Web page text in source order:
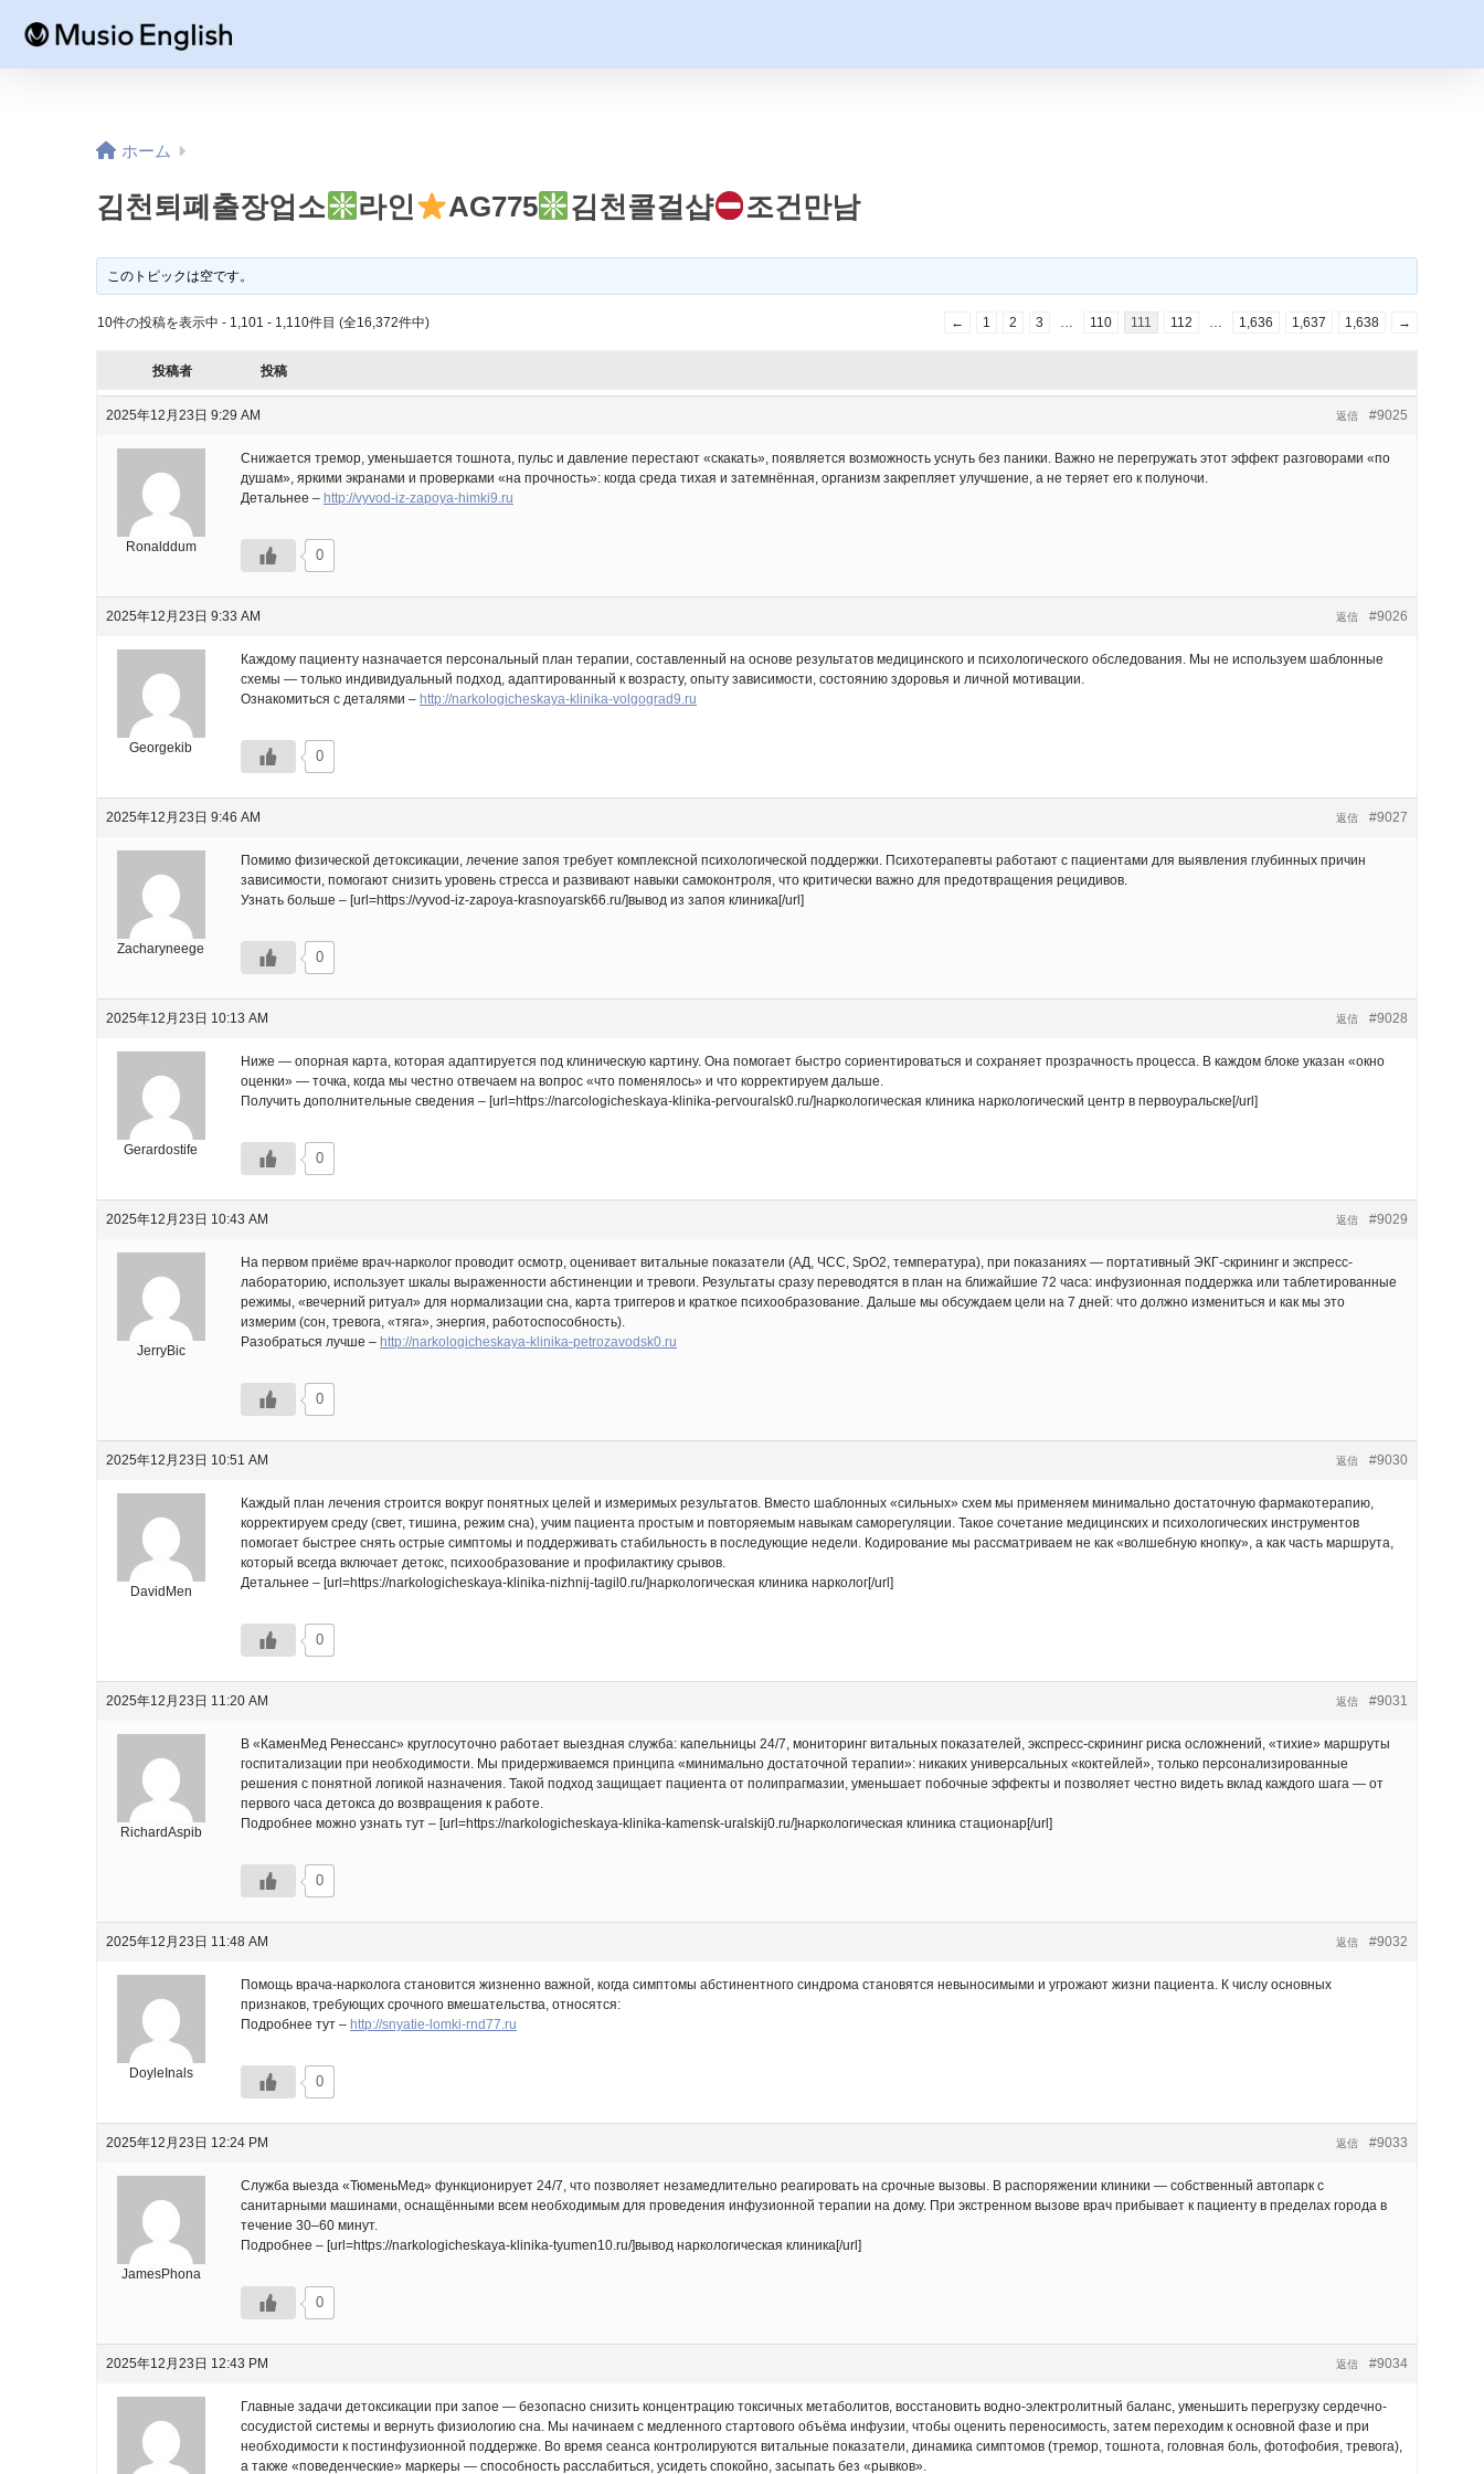
ホーム
김천퇴폐출장업소 라인 AG775 김천콜걸샵 조건만남
このトピックは空です。
10件の投稿を表示中 - 1,101 - 1,110件目 (全16,372件中) ← 1 2 3 … 110 111 112 … 1,636 1,637 1,638 →
投稿者 投稿
2025年12月23日 9:29 AM #9025
返信
Ronalddum
Снижается тремор, уменьшается тошнота, пульс и давление перестают «скакать», появляется возможность уснуть без паники. Важно не перегружать этот эффект разговорами «по
душам», яркими экранами и проверками «на прочность»: когда среда тихая и затемнённая, организм закрепляет улучшение, а не теряет его к полуночи.
Детальнее – http://vyvod-iz-zapoya-himki9.ru
0
2025年12月23日 9:33 AM #9026
返信
Georgekib
Каждому пациенту назначается персональный план терапии, составленный на основе результатов медицинского и психологического обследования. Мы не используем шаблонные
схемы — только индивидуальный подход, адаптированный к возрасту, опыту зависимости, состоянию здоровья и личной мотивации.
Ознакомиться с деталями – http://narkologicheskaya-klinika-volgograd9.ru
0
2025年12月23日 9:46 AM #9027
返信
Zacharyneege
Помимо физической детоксикации, лечение запоя требует комплексной психологической поддержки. Психотерапевты работают с пациентами для выявления глубинных причин
зависимости, помогают снизить уровень стресса и развивают навыки самоконтроля, что критически важно для предотвращения рецидивов.
Узнать больше – [url=https://vyvod-iz-zapoya-krasnoyarsk66.ru/]вывод из запоя клиника[/url]
0
2025年12月23日 10:13 AM #9028
返信
Gerardostife
Ниже — опорная карта, которая адаптируется под клиническую картину. Она помогает быстро сориентироваться и сохраняет прозрачность процесса. В каждом блоке указан «окно
оценки» — точка, когда мы честно отвечаем на вопрос «что поменялось» и что корректируем дальше.
Получить дополнительные сведения – [url=https://narcologicheskaya-klinika-pervouralsk0.ru/]наркологическая клиника наркологический центр в первоуральске[/url]
0
2025年12月23日 10:43 AM #9029
返信
JerryBic
На первом приёме врач-нарколог проводит осмотр, оценивает витальные показатели (АД, ЧСС, SpO2, температура), при показаниях — портативный ЭКГ-скрининг и экспресс-
лабораторию, использует шкалы выраженности абстиненции и тревоги. Результаты сразу переводятся в план на ближайшие 72 часа: инфузионная поддержка или таблетированные
режимы, «вечерний ритуал» для нормализации сна, карта триггеров и краткое психообразование. Дальше мы обсуждаем цели на 7 дней: что должно измениться и как мы это
измерим (сон, тревога, «тяга», энергия, работоспособность).
Разобраться лучше – http://narkologicheskaya-klinika-petrozavodsk0.ru
0
2025年12月23日 10:51 AM #9030
返信
DavidMen
Каждый план лечения строится вокруг понятных целей и измеримых результатов. Вместо шаблонных «сильных» схем мы применяем минимально достаточную фармакотерапию,
корректируем среду (свет, тишина, режим сна), учим пациента простым и повторяемым навыкам саморегуляции. Такое сочетание медицинских и психологических инструментов
помогает быстрее снять острые симптомы и поддерживать стабильность в последующие недели. Кодирование мы рассматриваем не как «волшебную кнопку», а как часть маршрута,
который всегда включает детокс, психообразование и профилактику срывов.
Детальнее – [url=https://narkologicheskaya-klinika-nizhnij-tagil0.ru/]наркологическая клиника нарколог[/url]
0
2025年12月23日 11:20 AM #9031
返信
RichardAspib
В «КаменМед Ренессанс» круглосуточно работает выездная служба: капельницы 24/7, мониторинг витальных показателей, экспресс-скрининг риска осложнений, «тихие» маршруты
госпитализации при необходимости. Мы придерживаемся принципа «минимально достаточной терапии»: никаких универсальных «коктейлей», только персонализированные
решения с понятной логикой назначения. Такой подход защищает пациента от полипрагмазии, уменьшает побочные эффекты и позволяет честно видеть вклад каждого шага — от
первого часа детокса до возвращения к работе.
Подробнее можно узнать тут – [url=https://narkologicheskaya-klinika-kamensk-uralskij0.ru/]наркологическая клиника стационар[/url]
0
2025年12月23日 11:48 AM #9032
返信
DoyleInals
Помощь врача-нарколога становится жизненно важной, когда симптомы абстинентного синдрома становятся невыносимыми и угрожают жизни пациента. К числу основных
признаков, требующих срочного вмешательства, относятся:
Подробнее тут – http://snyatie-lomki-rnd77.ru
0
2025年12月23日 12:24 PM #9033
返信
JamesPhona
Служба выезда «ТюменьМед» функционирует 24/7, что позволяет незамедлительно реагировать на срочные вызовы. В распоряжении клиники — собственный автопарк с
санитарными машинами, оснащёнными всем необходимым для проведения инфузионной терапии на дому. При экстренном вызове врач прибывает к пациенту в пределах города в
течение 30–60 минут.
Подробнее – [url=https://narkologicheskaya-klinika-tyumen10.ru/]вывод наркологическая клиника[/url]
0
2025年12月23日 12:43 PM #9034
返信
Главные задачи детоксикации при запое — безопасно снизить концентрацию токсичных метаболитов, восстановить водно-электролитный баланс, уменьшить перегрузку сердечно-
сосудистой системы и вернуть физиологию сна. Мы начинаем с медленного стартового объёма инфузии, чтобы оценить переносимость, затем переходим к основной фазе и при
необходимости к постинфузионной поддержке. Во время сеанса контролируются витальные показатели, динамика симптомов (тремор, тошнота, головная боль, фотофобия, тревога),
а также «поведенческие» маркеры — способность расслабиться, усидеть спокойно, засыпать без «рывков».